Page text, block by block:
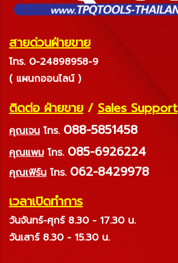
สายด่วนฝ่ายขาย
โทร. 0-24898958-9
( แผนกออนไลน์ )
ติดต่อ ฝ่ายขาย / Sales Support
คุณเจน โทร. 088-5851458
คุณแพม โทร. 085-6926224
คุณเฟิร์น โทร. 062-8429978
เวลาเปิดทำการ
วันจันทร์-ศุกร์ 8.30 - 17.30 น.
วันเสาร์ 8.30 - 15.30 น.